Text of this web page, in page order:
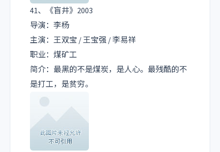
41、《盲井》2003
导演：李杨
主演：王双宝 / 王宝强 / 李易祥
职业：煤矿工
简介：最黑的不是煤炭，是人心。最残酷的不
是打工，是贫穷。